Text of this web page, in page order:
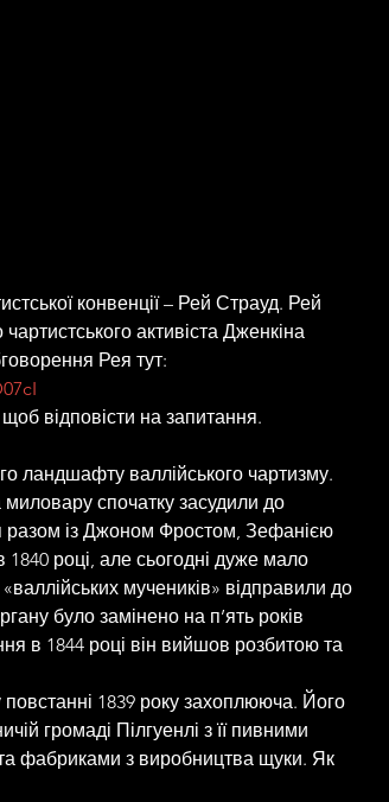
конвенції – Рей Страуд. Рей
активіста Дженкіна
Рея тут:
відповісти на запитання.
спочатку засудили до
разом із Джоном Фростом, Зефанією
році, але сьогодні дуже мало
мучеників» відправили до
було замінено на п’ять років
в 1844 році він вийшов розбитою та
громаді Пілгуенлі з її пивними
фабриками з виробництва щуки. Як